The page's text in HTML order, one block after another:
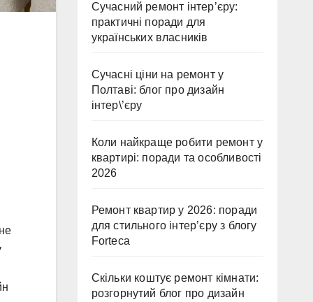
Сучасний ремонт інтер’єру:
практичні поради для
українських власників
Сучасні ціни на ремонт у
Полтаві: блог про дизайн
інтер\’єру
Коли найкраще робити ремонт у
квартирі: поради та особливості
2026
Ремонт квартир у 2026: поради
для стильного інтер’єру з блогу
Forteca
Скільки коштує ремонт кімнати:
розгорнутий блог про дизайн